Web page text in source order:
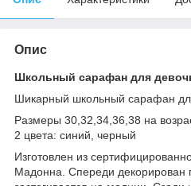
Опис
Школьный сарафан для
Шикарный школьный сарафан
Размеры 30,32,34,36,38 на
2 цвета: синий, черный
Изготовлен из
Мадонна. Спереди декорирован